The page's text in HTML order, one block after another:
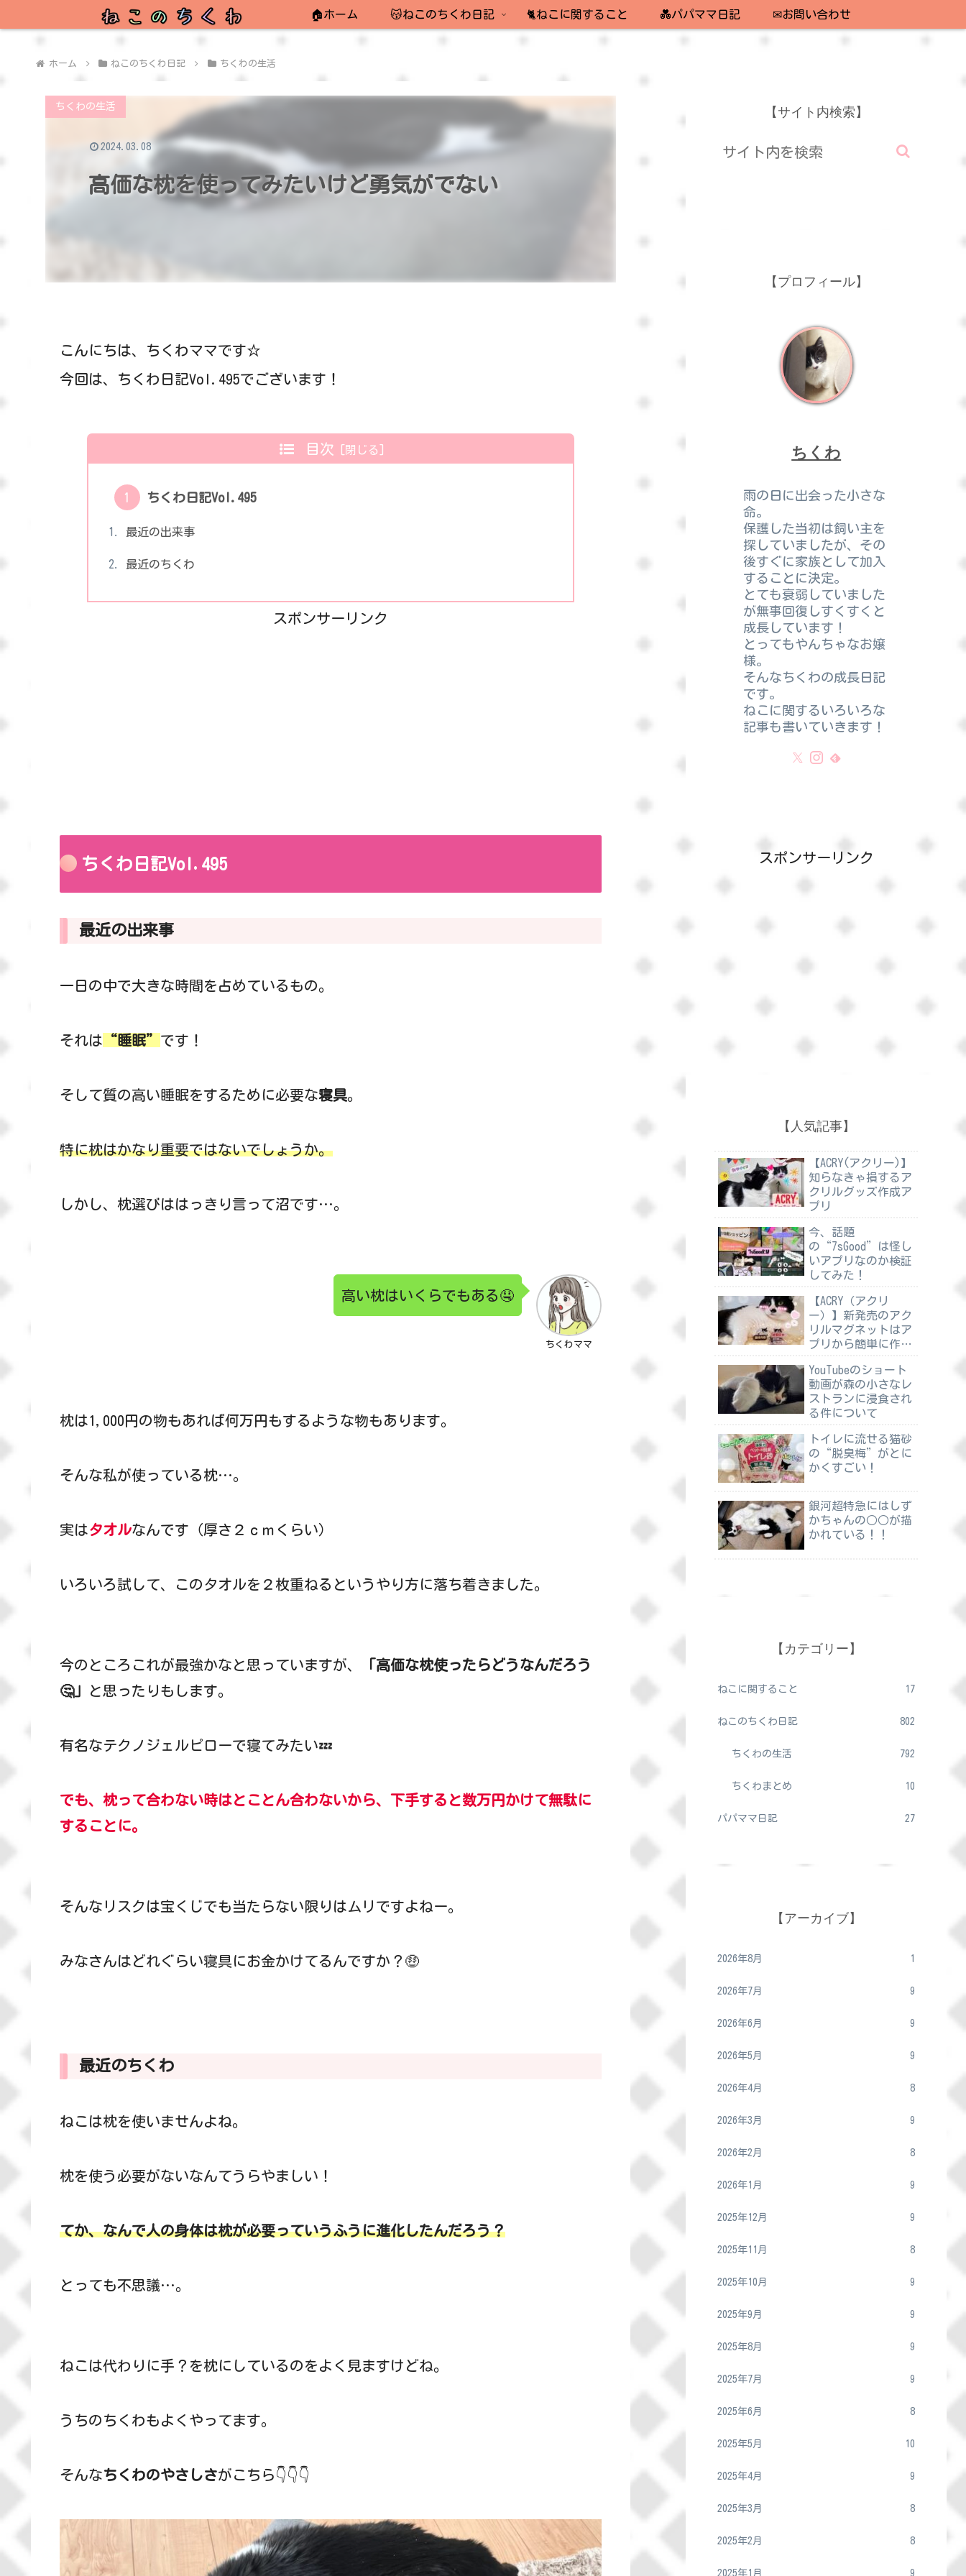
🏠ホーム 😽ねこのちくわ日記 🐈ねこに関すること 💑パパママ日記 ✉お問い合わせ
ホーム ねこのちくわ日記 ちくわの生活
高価な枕を使ってみたいけど勇気がでない
ちくわの生活
2024.03.08
こんにちは、ちくわママです☆
今回は、ちくわ日記Vol.495でございます！
目次
ちくわ日記Vol.495
最近の出来事
最近のちくわ
スポンサーリンク
ちくわ日記Vol.495
最近の出来事
一日の中で大きな時間を占めているもの。
それは “睡眠” です！
そして質の高い睡眠をするために必要な寝具。
特に枕はかなり重要ではないでしょうか。
しかし、枕選びははっきり言って沼です…。
ちくわママ
高い枕はいくらでもある🤤
枕は1,000円の物もあれば何万円もするような物もあります。
そんな私が使っている枕…。
実は タオルなんです（厚さ２ｃｍくらい）
いろいろ試して、このタオルを２枚重ねるというやり方に落ち着きました。
今のところこれが最強かなと思っていますが、
「高価な枕使ったらどうなんだろう
🤔」
と思ったりもします。
有名なテクノジェルピローで寝てみたい💤
でも、枕って合わない時はとことん合わないから、下手すると数万円かけて無駄に
することに。
そんなリスクは宝くじでも当たらない限りはムリですよねー。
みなさんはどれぐらい寝具にお金かけてるんですか？🤑
最近のちくわ
ねこは枕を使いませんよね。
枕を使う必要がないなんてうらやましい！
てか、なんで人の身体は枕が必要っていうふうに進化したんだろう？
とっても不思議…。
ねこは代わりに手？を枕にしているのをよく見ますけどね。
うちのちくわもよくやってます。
そんなちくわのやさしさがこちら👇👇👇
【サイト内検索】
【プロフィール】
ちくわ
雨の日に出会った小さな
命。
保護した当初は飼い主を
探していましたが、その
後すぐに家族として加入
することに決定。
とても衰弱していました
が無事回復しすくすくと
成長しています！
とってもやんちゃなお嬢
様。
そんなちくわの成長日記
です。
ねこに関するいろいろな
記事も書いていきます！
スポンサーリンク
【人気記事】
【ACRY(アクリー)】
知らなきゃ損するア
クリルグッズ作成ア
プリ
今、話題
の“7sGood”は怪し
いアプリなのか検証
してみた！
【ACRY（アクリ
ー）】新発売のアク
リルマグネットはア
プリから簡単に作れ
YouTubeのショート
動画が森の小さなレ
ストランに浸食され
る件について
トイレに流せる猫砂
の“脱臭梅”がとに
かくすごい！
銀河超特急にはしず
かちゃんの○○が描
かれている！！
【カテゴリー】
ねこに関すること 17
ねこのちくわ日記 802
ちくわの生活 792
ちくわまとめ 10
パパママ日記 27
【アーカイブ】
2026年8月 1
2026年7月 9
2026年6月 9
2026年5月 9
2026年4月 8
2026年3月 9
2026年2月 8
2026年1月 9
2025年12月 9
2025年11月 8
2025年10月 9
2025年9月 9
2025年8月 9
2025年7月 9
2025年6月 8
2025年5月 10
2025年4月 9
2025年3月 8
2025年2月 8
2025年1月 9